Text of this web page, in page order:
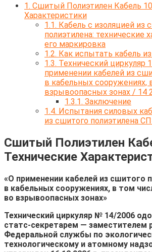
1. Сшитый Полиэтилен Кабель
Характеристики
1.1. Кабель с изоляцией из
полиэтилена: технические
его маркировка
1.2. Как испытать кабель
1.3. Технический циркуляр
применении кабелей из
в кабельных сооружениях,
взрывоопасных зонах / 14
1.3.1. Заключение
1.4. Испытания силовых
из сшитого полиэтилена
Сшитый Полиэтилен
Технические
«О применении кабелей из сшитого
в кабельных сооружениях, в том
во взрывоопасных зонах»
Технический циркуляр № 14/2006
статс-секретарем — заместителем
Федеральной службы по
технологическому и атомному